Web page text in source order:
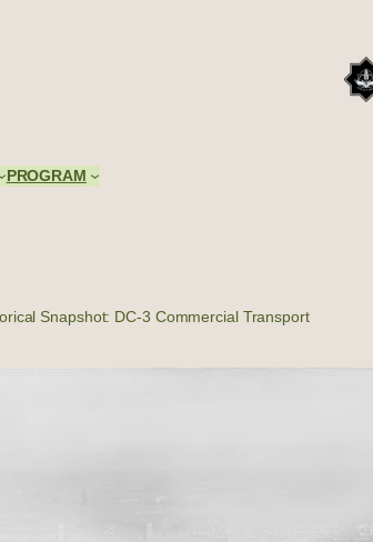
PROGRAM
Snapshot: DC-3 Commercial Transport